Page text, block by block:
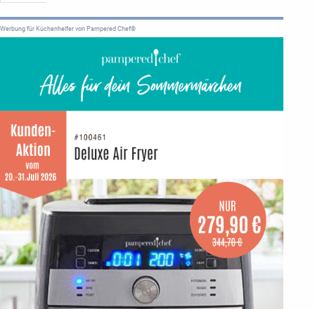
Werbung für Küchenhelfer von Pampered Chef®